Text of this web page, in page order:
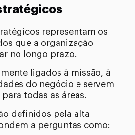
representam os
que a organização
no longo prazo.
ligados à missão, à
do negócio e servem
todas as áreas.
definidos pela alta
a perguntas como: